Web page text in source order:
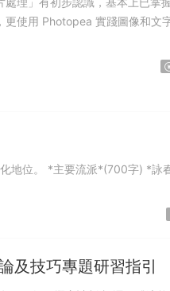
地位。 *主要流派*(700字) *詠
及技巧專題研習指引